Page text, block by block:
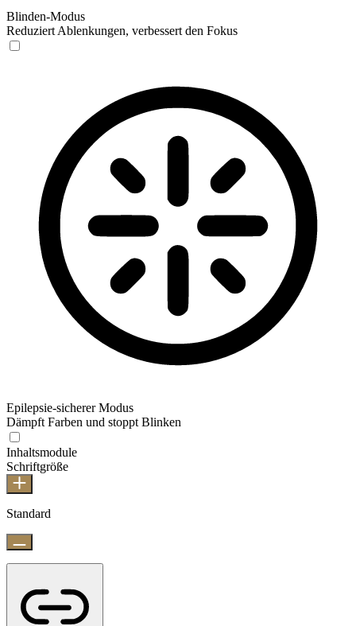
Blinden-Modus
Reduziert Ablenkungen, verbessert den Fokus
Epilepsie-sicherer Modus
Dämpft Farben und stoppt Blinken
Inhaltsmodule
Schriftgröße
Standard